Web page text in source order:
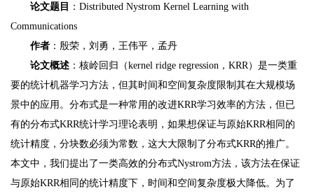
论文题目 ：Distributed Nystrom Kernel Learning with
Communications
作者 ：殷荣，刘勇，王伟平，孟丹
论文概述 ：核岭回归（kernel ridge regression，KRR）是一类重
要的统计机器学习方法，但其时间和空间复杂度限制其在大规模场
景中的应用。分布式是一种常用的改进KRR学习效率的方法，但已
有的分布式KRR统计学习理论表明，如果想保证与原始KRR相同的
统计精度，分块数必须为常数，这大大限制了分布式KRR的推广。
本文中，我们提出了一类高效的分布式Nystrom方法，该方法在保证
与原始KRR相同的统计精度下，时间和空间复杂度极大降低。为了